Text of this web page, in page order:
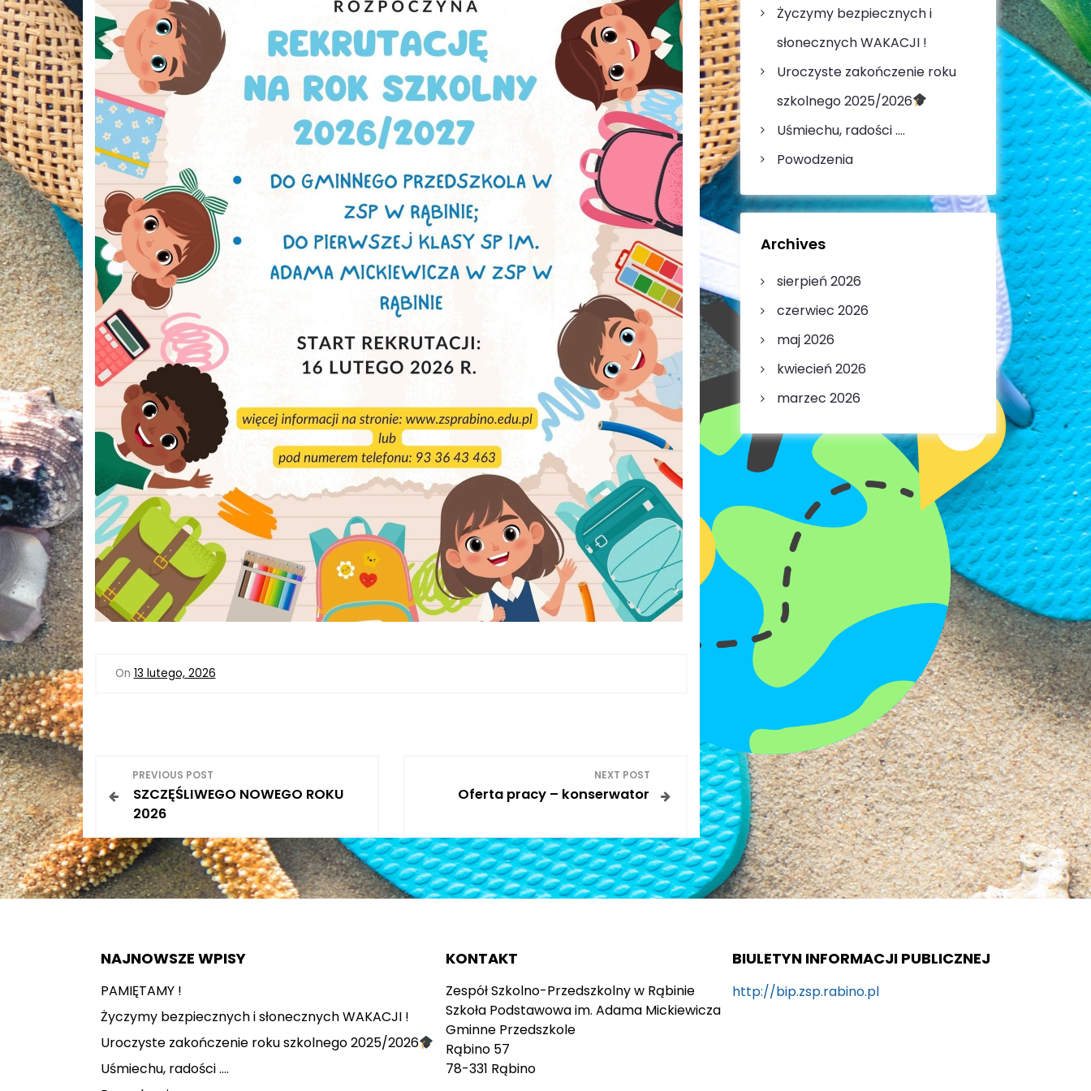
On 13 lutego, 2026
a
w
i
a
c
j
a
PREVIOUS POST
SZCZĘŚLIWEGO NOWEGO ROKU
2026
NEXT POST
Oferta pracy – konserwator
:
Życzymy bezpiecznych i
słonecznych WAKACJI !
Uroczyste zakończenie roku
szkolnego 2025/2026
Uśmiechu, radości ….
Powodzenia
Archives
sierpień 2026
czerwiec 2026
maj 2026
kwiecień 2026
marzec 2026
NAJNOWSZE WPISY
PAMIĘTAMY !
Życzymy bezpiecznych i słonecznych WAKACJI !
Uroczyste zakończenie roku szkolnego 2025/2026
Uśmiechu, radości ….
KONTAKT
Zespół Szkolno-Przedszkolny w Rąbinie
Szkoła Podstawowa im. Adama Mickiewicza
Gminne Przedszkole
Rąbino 57
78-331 Rąbino
BIULETYN INFORMACJI PUBLICZNEJ
http://bip.zsp.rabino.pl